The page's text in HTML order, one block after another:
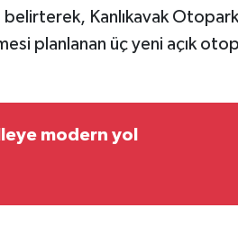
Kanlıkavak
planlanan üç yeni açık
modern yol